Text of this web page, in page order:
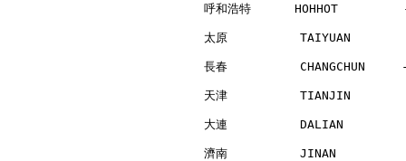
呼和浩特      HOHHOT
太原          TAIYUAN
長春          CHANGCHUN
天津          TIANJIN
大連          DALIAN
濟南          JINAN